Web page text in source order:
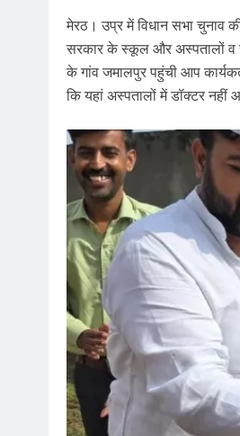
मेरठ। उप्र में विधान सभा चुनाव
सरकार के स्कूल और अस्पतालों व
के गांव जमालपुर पहुंची आप
कि यहां अस्पतालों में डॉक्टर नहीं